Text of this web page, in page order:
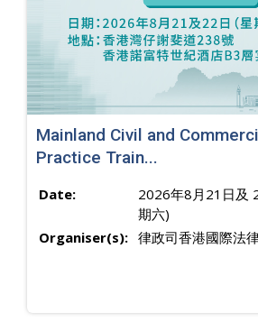
Mainland Civil and
Practice Train...
Date:
2026年8月21日及
期六)
Organiser(s): 律政司香港國際法